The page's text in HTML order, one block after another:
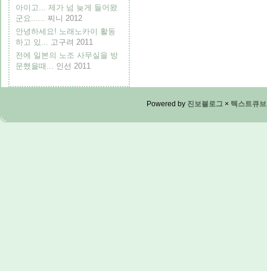
아이고... 제가 넘 늦게 들어왔
군요......
찌니 2012
안녕하세요! 노래노카이 활동
하고 있...
고구려 2011
전에 일본의 노조 사무실을 방
문했을때...
인선 2011
Powered by 진보블로그 × 텍스트큐브